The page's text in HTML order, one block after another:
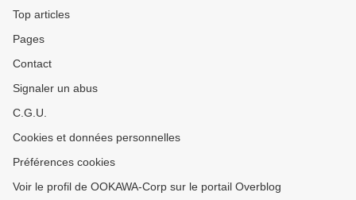
Top articles
Pages
Contact
Signaler un abus
C.G.U.
Cookies et données personnelles
Préférences cookies
Voir le profil de OOKAWA-Corp sur le portail Overblog